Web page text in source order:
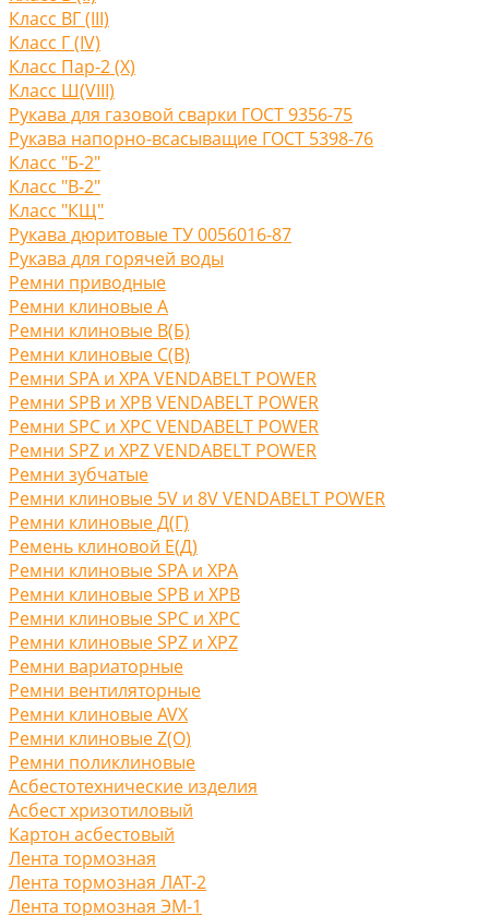
Класс ВГ (III)
Класс Г (IV)
Класс Пар-2 (X)
Класс Ш(VIII)
Рукава для газовой сварки ГОСТ 9356-75
Рукава напорно-всасыващие ГОСТ 5398-76
Класс "Б-2"
Класс "В-2"
Класс "КЩ"
Рукава дюритовые ТУ 0056016-87
Рукава для горячей воды
Ремни приводные
Ремни клиновые A
Ремни клиновые В(Б)
Ремни клиновые С(B)
Ремни SPA и XPA VENDABELT POWER
Ремни SPB и XPB VENDABELT POWER
Ремни SPC и XPC VENDABELT POWER
Ремни SPZ и XPZ VENDABELT POWER
Ремни зубчатые
Ремни клиновые 5V и 8V VENDABELT POWER
Ремни клиновые Д(Г)
Ремень клиновой Е(Д)
Ремни клиновые SPA и XPA
Ремни клиновые SPB и XPB
Ремни клиновые SPC и XPC
Ремни клиновые SPZ и XPZ
Ремни вариаторные
Ремни вентиляторные
Ремни клиновые AVX
Ремни клиновые Z(O)
Ремни поликлиновые
Асбестотехнические изделия
Асбест хризотиловый
Картон асбестовый
Лента тормозная
Лента тормозная ЛАТ-2
Лента тормозная ЭМ-1